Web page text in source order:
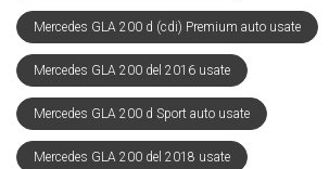
Mercedes GLA 200 d (cdi) Premium auto usate
Mercedes GLA 200 del 2016 usate
Mercedes GLA 200 d Sport auto usate
Mercedes GLA 200 del 2018 usate